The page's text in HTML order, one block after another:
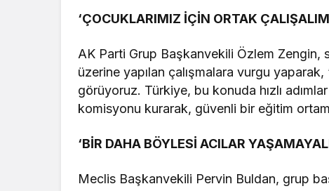
‘ÇOCUKLARIMIZ İÇİN ORTAK
AK Parti Grup Başkanvekili Özlem Zengin,
üzerine yapılan çalışmalara vurgu
görüyoruz. Türkiye, bu konuda hızlı
komisyonu kurarak, güvenli bir eğitim
‘BİR DAHA BÖYLESİ ACILAR
Meclis Başkanvekili Pervin Buldan, grup